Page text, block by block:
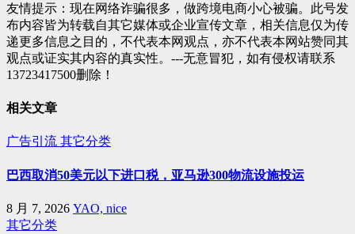
友情提示：现在网络诈骗很多，做跨境电商小心被骗。此号发
布内容皆为转载自其它媒体或企业宣传文章，相关信息仅为传
递更多信息之目的，不代表本网观点，亦不代表本网站赞同其
观点或证实其内容的真实性。---无意冒犯，如有侵权请联系
13723417500删除！
相关文章
广告引流 其它分类
巴西取消50美元以下进口税，亚马逊300物流设施投运
8 月 7, 2026 YAO, nice
其它分类